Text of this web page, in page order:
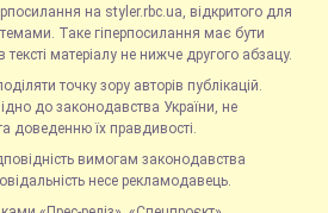
на styler.rbc.ua, відкритого для
Таке гіперпосилання має бути
матеріалу не нижче другого абзацу.
точку зору авторів публікацій.
до законодавства України, не
доведенню їх правдивості.
вимогам законодавства
несе рекламодавець.